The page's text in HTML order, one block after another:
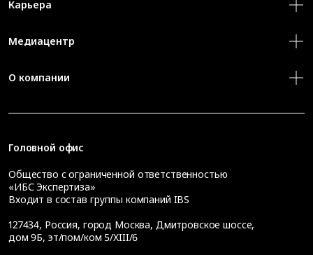
Карьера
Медиацентр
О компании
Головной офис
Общество с ограниченной ответственностью
«ИБС Экспертиза»
Входит в состав группы компаний IBS
127434, Россия, город Москва, Дмитровское шоссе,
дом 9Б, эт/пом/ком 5/XIII/6